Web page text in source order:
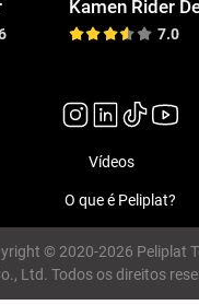
7.0
Vídeos
O que é Peliplat?
© 2020-2026 Peliplat
Ltd. Todos os direitos